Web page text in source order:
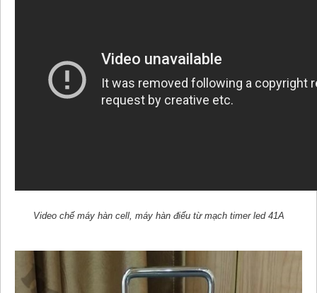
Video chế máy hàn cell, máy hàn điểu từ mạch timer led 41A